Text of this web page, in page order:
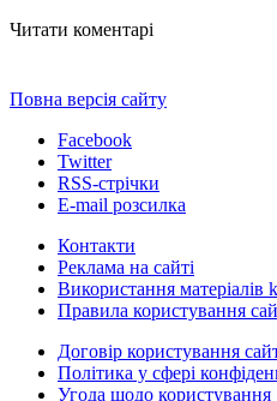
Читати коментарі
Повна версія сайту
Facebook
Twitter
RSS-стрічки
E-mail розсилка
Контакти
Реклама на сайті
Використання матеріалів
Правила користування
Договір користування
Політика у сфері
Угода щодо користування